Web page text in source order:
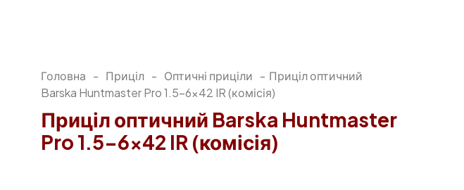
Головна - Приціл - Оптичні приціли - Приціл оптичний
Barska Huntmaster Pro 1.5-6×42 IR (комісія)
Приціл оптичний Barska Huntmaster
Pro 1.5-6×42 IR (комісія)